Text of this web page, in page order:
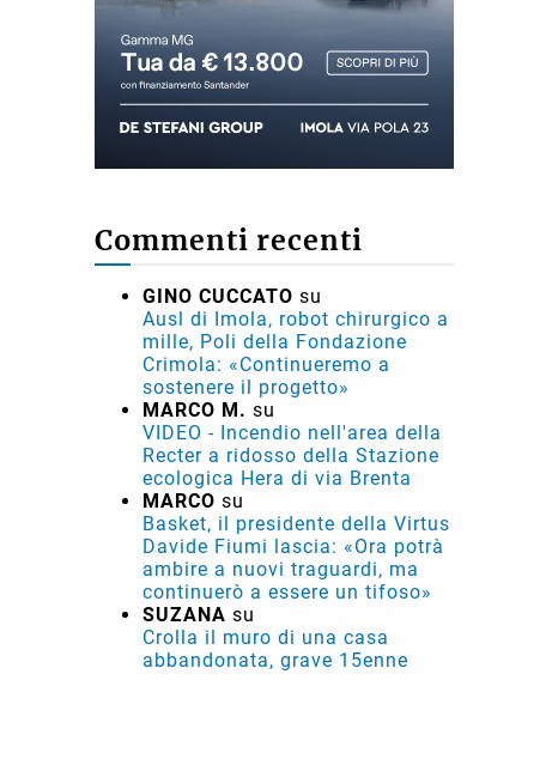
Commenti recenti
GINO CUCCATO su
Ausl di Imola, robot chirurgico a
mille, Poli della Fondazione
Crimola: «Continueremo a
sostenere il progetto»
MARCO M. su
VIDEO - Incendio nell'area della
Recter a ridosso della Stazione
ecologica Hera di via Brenta
MARCO su
Basket, il presidente della Virtus
Davide Fiumi lascia: «Ora potrà
ambire a nuovi traguardi, ma
continuerò a essere un tifoso»
SUZANA su
Crolla il muro di una casa
abbandonata, grave 15enne